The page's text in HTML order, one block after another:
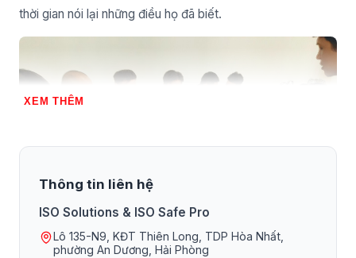
thời gian nói lại những điều họ đã biết.
XEM THÊM
Thông tin liên hệ
ISO Solutions & ISO Safe Pro
Lô 135-N9, KĐT Thiên Long, TDP Hòa Nhất,
phường An Dương, Hải Phòng